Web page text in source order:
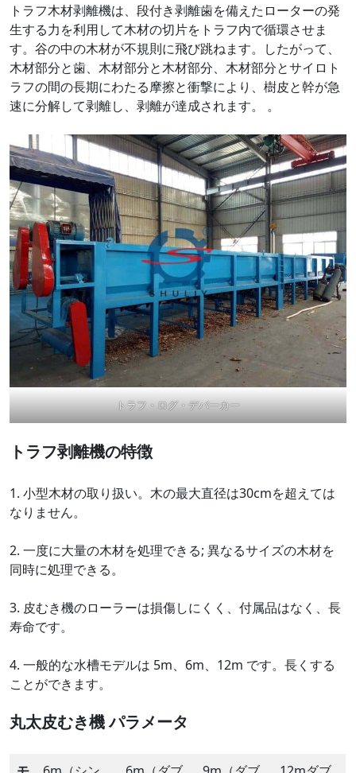
トラフ木材剥離機は、段付き剥離歯を備えたローターの発
生する力を利用して木材の切片をトラフ内で循環させま
す。谷の中の木材が不規則に飛び跳ねます。したがって、
木材部分と歯、木材部分と木材部分、木材部分とサイロト
ラフの間の長期にわたる摩擦と衝撃により、樹皮と幹が急
速に分解して剥離し、剥離が達成されます。 。
トラフ・ログ・デバーカー
トラフ剥離機の特徴
1. 小型木材の取り扱い。木の最大直径は30cmを超えては
なりません。
2. 一度に大量の木材を処理できる; 異なるサイズの木材を
同時に処理できる。
3. 皮むき機のローラーは損傷しにくく、付属品はなく、長
寿命です。
4. 一般的な水槽モデルは 5m、6m、12m です。長くする
ことができます。
丸太皮むき機パラメータ